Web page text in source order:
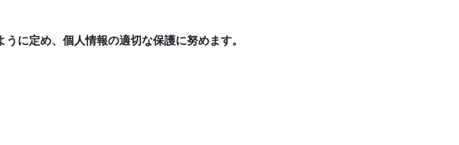
に定め、個人情報の適切な保護に努めます。